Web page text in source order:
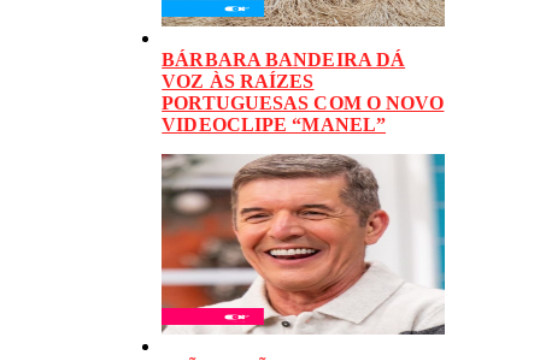
BÁRBARA BANDEIRA DÁ
VOZ ÀS RAÍZES
PORTUGUESAS COM O NOVO
VIDEOCLIPE “MANEL”